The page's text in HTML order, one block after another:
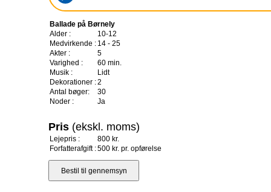
Ballade på Børnely
Alder :
10-12
Medvirkende : 14 - 25
Akter :
5
Varighed :
60 min.
Musik :
Lidt
Dekorationer :2
Antal bøger:
30
Noder :
Ja
Pris (ekskl. moms)
Lejepris :
800 kr.
Forfatterafgift :500 kr. pr. opførelse